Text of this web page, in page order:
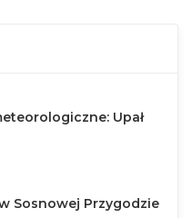
Upał
Sosnowej Przygodzie